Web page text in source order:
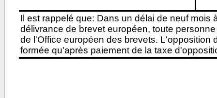
Il est rappelé que: Dans un délai de neuf
délivrance de brevet européen, toute
de l'Office européen des brevets. L'opposition
formée qu'après paiement de la taxe